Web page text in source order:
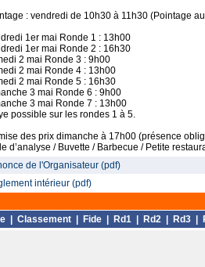
: vendredi de 10h30 à 11h30 (Pointage
1er mai Ronde 1 : 13h00
1er mai Ronde 2 : 16h30
2 mai Ronde 3 : 9h00
2 mai Ronde 4 : 13h00
2 mai Ronde 5 : 16h30
3 mai Ronde 6 : 9h00
3 mai Ronde 7 : 13h00
possible sur les rondes 1 à 5.
des prix dimanche à 17h00 (présence
d’analyse / Buvette / Barbecue / Petite
de l'Organisateur (pdf)
intérieur (pdf)
Classement Fide Rd1 Rd2 Rd3